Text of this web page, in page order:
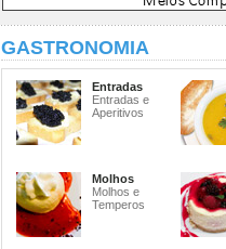
GASTRONOMIA
Entradas
Entradas e
Aperitivos
Molhos
Molhos e
Temperos